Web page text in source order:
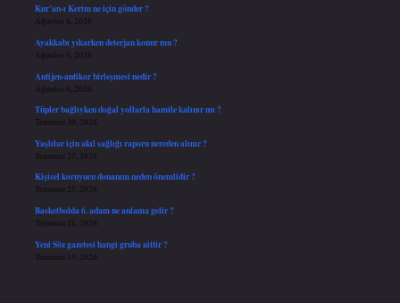
Kur’an-ı Kerim ne için gönder ?
Ağustos 6, 2026
Ayakkabı yıkarken deterjan konur mu ?
Ağustos 5, 2026
Antijen-antikor birleşmesi nedir ?
Ağustos 4, 2026
Tüpler bağlıyken doğal yollarla hamile kalınır mı ?
Temmuz 30, 2026
Yaşlılar için akıl sağlığı raporu nereden alınır ?
Temmuz 25, 2026
Kişisel koruyucu donanım neden önemlidir ?
Temmuz 25, 2026
Basketbolda 6. adam ne anlama gelir ?
Temmuz 21, 2026
Yeni Söz gazetesi hangi gruba aittir ?
Temmuz 15, 2026